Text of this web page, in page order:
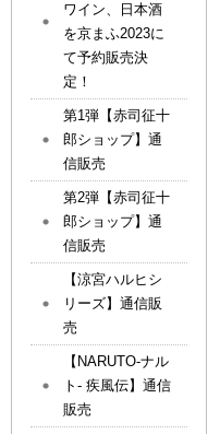
ワイン、日本酒
を京まふ2023に
て予約販売決
定！
第1弾【赤司征十
郎ショップ】通
信販売
第2弾【赤司征十
郎ショップ】通
信販売
【涼宮ハルヒシ
リーズ】通信販
売
【NARUTO-ナル
ト- 疾風伝】通信
販売